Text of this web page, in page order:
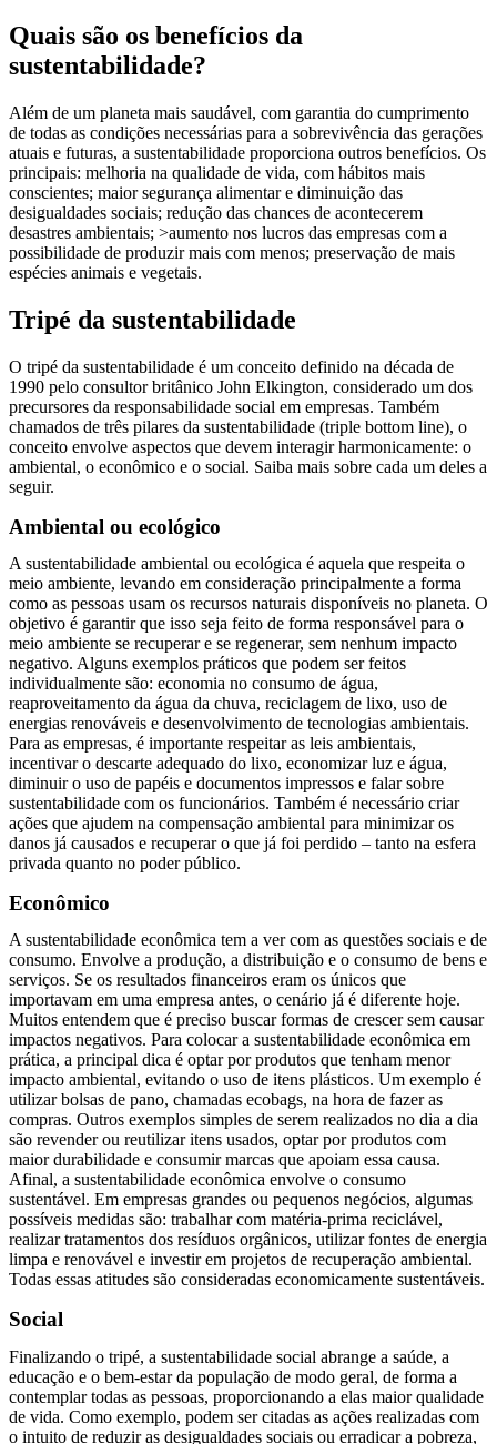
Quais são os benefícios da
sustentabilidade?
Além de um planeta mais saudável, com garantia do cumprimento
de todas as condições necessárias para a sobrevivência das gerações
atuais e futuras, a sustentabilidade proporciona outros benefícios. Os
principais: melhoria na qualidade de vida, com hábitos mais
conscientes; maior segurança alimentar e diminuição das
desigualdades sociais; redução das chances de acontecerem
desastres ambientais; >aumento nos lucros das empresas com a
possibilidade de produzir mais com menos; preservação de mais
espécies animais e vegetais.
Tripé da sustentabilidade
O tripé da sustentabilidade é um conceito definido na década de
1990 pelo consultor britânico John Elkington, considerado um dos
precursores da responsabilidade social em empresas. Também
chamados de três pilares da sustentabilidade (triple bottom line), o
conceito envolve aspectos que devem interagir harmonicamente: o
ambiental, o econômico e o social. Saiba mais sobre cada um deles a
seguir.
Ambiental ou ecológico
A sustentabilidade ambiental ou ecológica é aquela que respeita o
meio ambiente, levando em consideração principalmente a forma
como as pessoas usam os recursos naturais disponíveis no planeta. O
objetivo é garantir que isso seja feito de forma responsável para o
meio ambiente se recuperar e se regenerar, sem nenhum impacto
negativo. Alguns exemplos práticos que podem ser feitos
individualmente são: economia no consumo de água,
reaproveitamento da água da chuva, reciclagem de lixo, uso de
energias renováveis e desenvolvimento de tecnologias ambientais.
Para as empresas, é importante respeitar as leis ambientais,
incentivar o descarte adequado do lixo, economizar luz e água,
diminuir o uso de papéis e documentos impressos e falar sobre
sustentabilidade com os funcionários. Também é necessário criar
ações que ajudem na compensação ambiental para minimizar os
danos já causados e recuperar o que já foi perdido – tanto na esfera
privada quanto no poder público.
Econômico
A sustentabilidade econômica tem a ver com as questões sociais e de
consumo. Envolve a produção, a distribuição e o consumo de bens e
serviços. Se os resultados financeiros eram os únicos que
importavam em uma empresa antes, o cenário já é diferente hoje.
Muitos entendem que é preciso buscar formas de crescer sem causar
impactos negativos. Para colocar a sustentabilidade econômica em
prática, a principal dica é optar por produtos que tenham menor
impacto ambiental, evitando o uso de itens plásticos. Um exemplo é
utilizar bolsas de pano, chamadas ecobags, na hora de fazer as
compras. Outros exemplos simples de serem realizados no dia a dia
são revender ou reutilizar itens usados, optar por produtos com
maior durabilidade e consumir marcas que apoiam essa causa.
Afinal, a sustentabilidade econômica envolve o consumo
sustentável. Em empresas grandes ou pequenos negócios, algumas
possíveis medidas são: trabalhar com matéria-prima reciclável,
realizar tratamentos dos resíduos orgânicos, utilizar fontes de energia
limpa e renovável e investir em projetos de recuperação ambiental.
Todas essas atitudes são consideradas economicamente sustentáveis.
Social
Finalizando o tripé, a sustentabilidade social abrange a saúde, a
educação e o bem-estar da população de modo geral, de forma a
contemplar todas as pessoas, proporcionando a elas maior qualidade
de vida. Como exemplo, podem ser citadas as ações realizadas com
o intuito de reduzir as desigualdades sociais ou erradicar a pobreza,